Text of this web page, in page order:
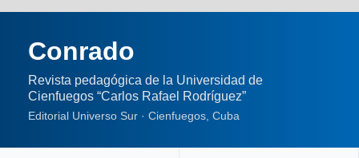
Conrado
Revista pedagógica de la Universidad de
Cienfuegos “Carlos Rafael Rodríguez”
Editorial Universo Sur · Cienfuegos, Cuba